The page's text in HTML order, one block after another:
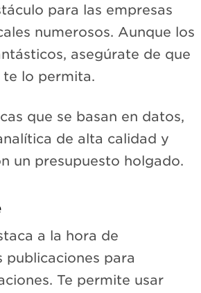
para las empresas
numerosos. Aunque los
asegúrate de que
lo permita.
que se basan en datos,
de alta calidad y
un presupuesto holgado.
a la hora de
publicaciones para
Te permite usar